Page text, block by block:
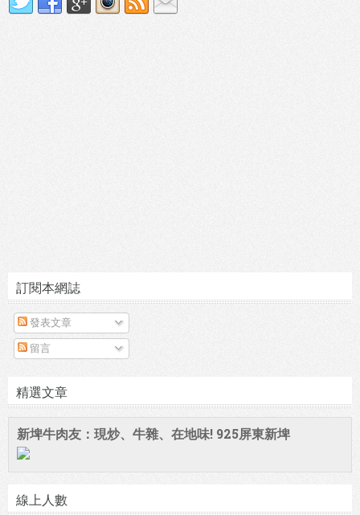
訂閱本網誌
發表文章
留言
精選文章
新埤牛肉友：現炒、牛雜、在地味! 925屏東新埤
線上人數